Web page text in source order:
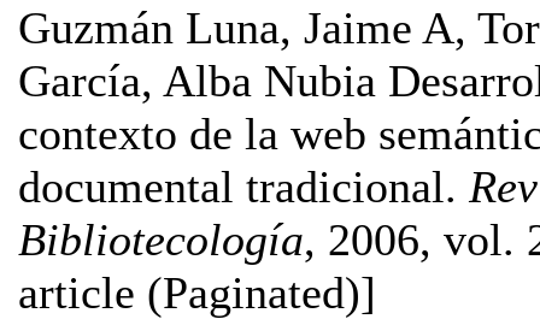
Guzmán Luna, Jaime A,
García, Alba Nubia
contexto de la web
documental tradicional.
Bibliotecología, 2006, vol.
article (Paginated)]